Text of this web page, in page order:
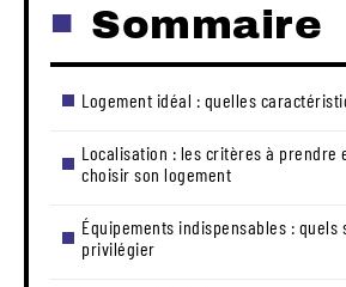
Sommaire
Logement idéal : quelles
Localisation : les critères à prendre
choisir son logement
Équipements indispensables : quels
privilégier